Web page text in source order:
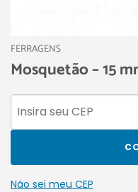
FERRAGENS
Mosquetão – 15
Não sei meu CEP